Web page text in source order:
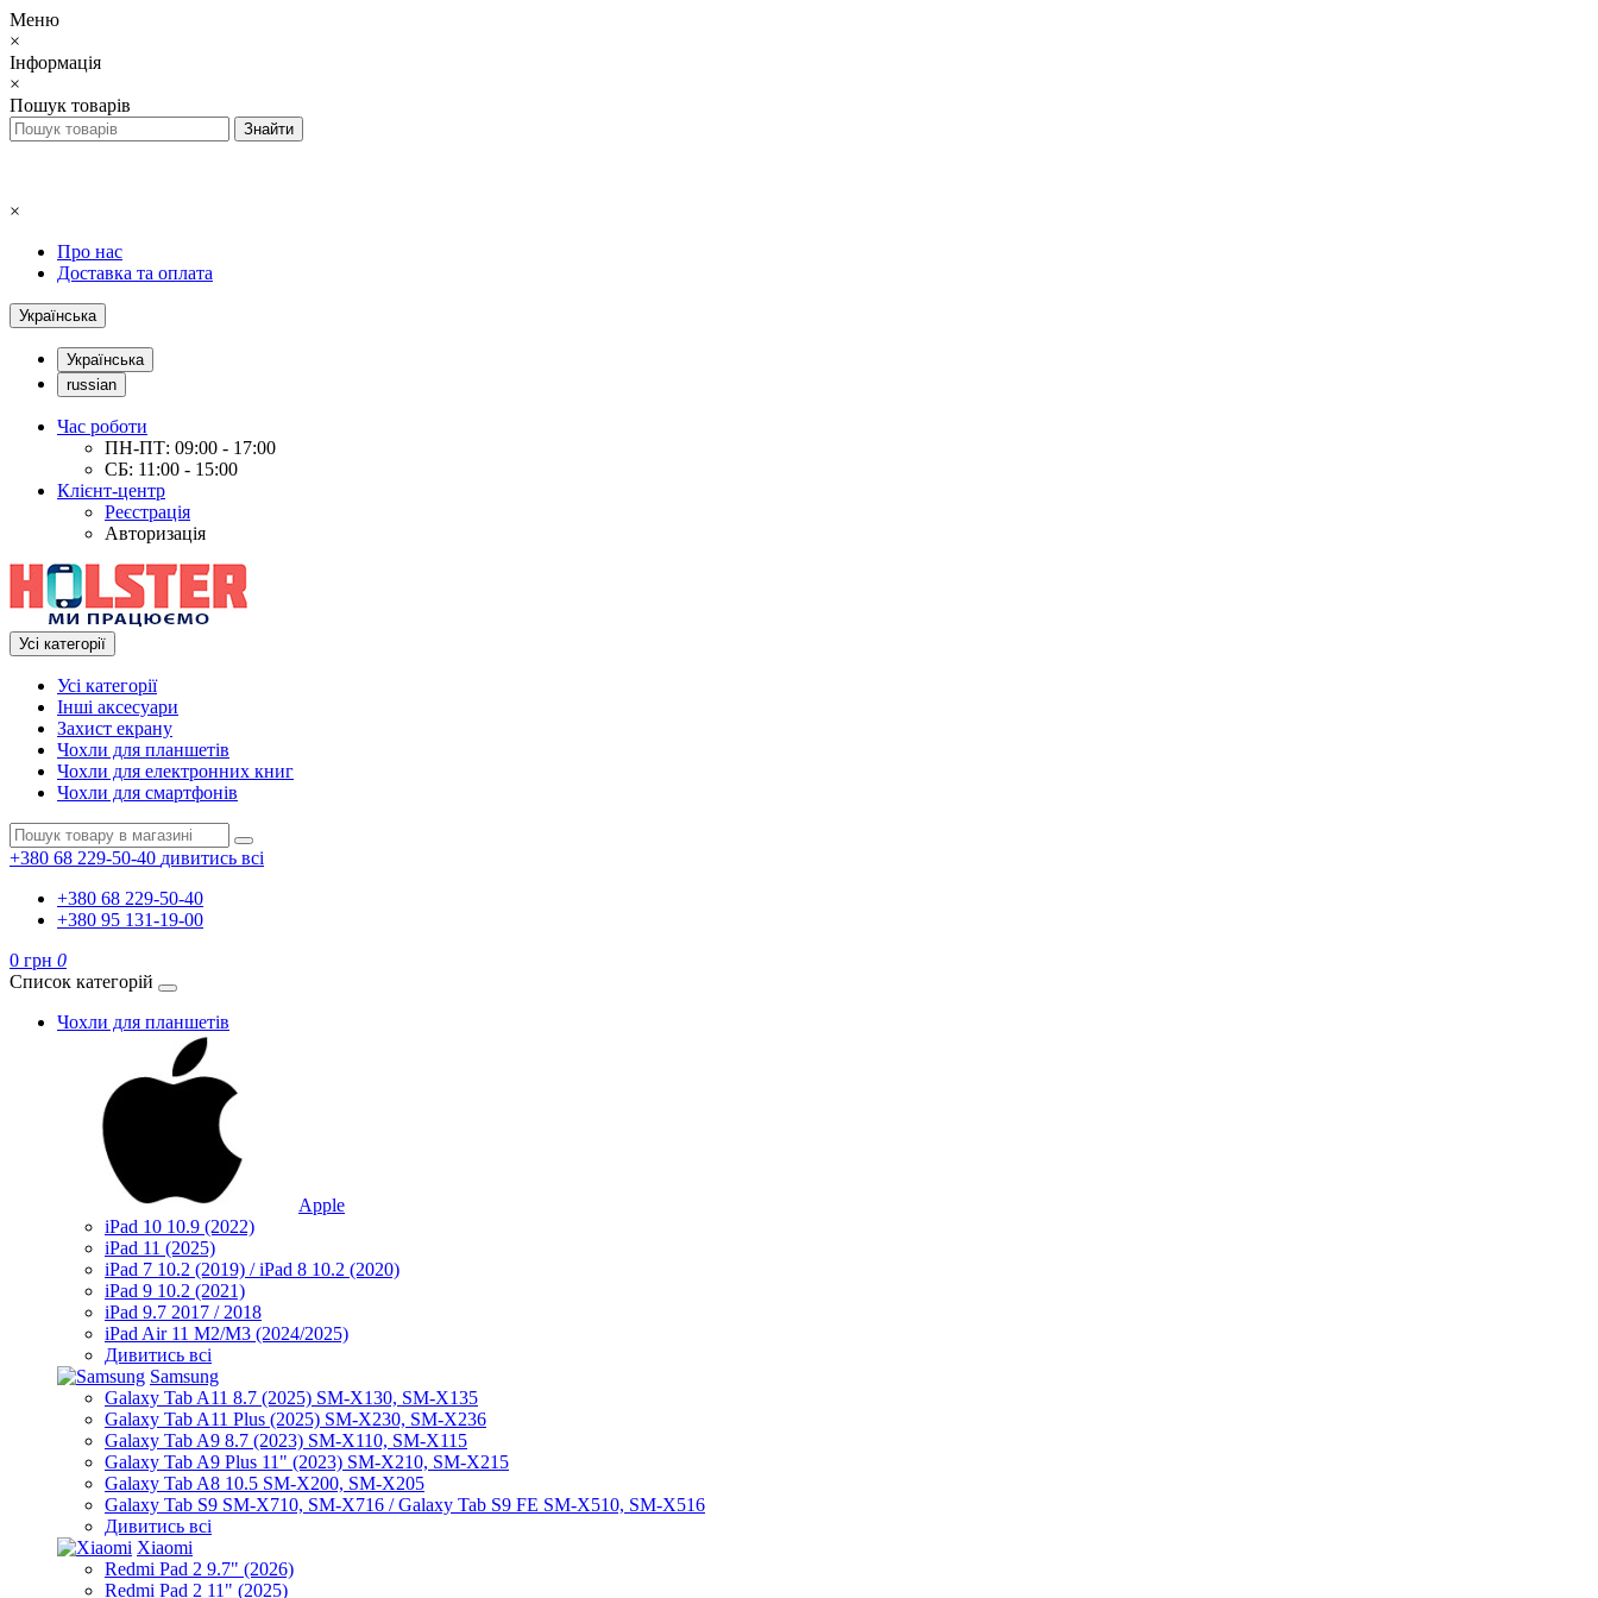
Меню
×
Інформація
×
Пошук товарів
×
Про нас
Доставка та оплата
Українська
Українська
russian
Час роботи
ПН-ПТ: 09:00 - 17:00
СБ: 11:00 - 15:00
Клієнт-центр
Реєстрація
Авторизація
Усі категорії
Усі категорії
Інші аксесуари
Захист екрану
Чохли для планшетів
Чохли для електронних книг
Чохли для смартфонів
+380 68 229-50-40 дивитись всі
+380 68 229-50-40
+380 95 131-19-00
0 грн 0
Список категорій
Чохли для планшетів
Apple
iPad 10 10.9 (2022)
iPad 11 (2025)
iPad 7 10.2 (2019) / iPad 8 10.2 (2020)
iPad 9 10.2 (2021)
iPad 9.7 2017 / 2018
iPad Air 11 M2/M3 (2024/2025)
Дивитись всі
Samsung
Galaxy Tab A11 8.7 (2025) SM-X130, SM-X135
Galaxy Tab A11 Plus (2025) SM-X230, SM-X236
Galaxy Tab A9 8.7 (2023) SM-X110, SM-X115
Galaxy Tab A9 Plus 11" (2023) SM-X210, SM-X215
Galaxy Tab A8 10.5 SM-X200, SM-X205
Galaxy Tab S9 SM-X710, SM-X716 / Galaxy Tab S9 FE SM-X510, SM-X516
Дивитись всі
Xiaomi
Redmi Pad 2 9.7" (2026)
Redmi Pad 2 11" (2025)